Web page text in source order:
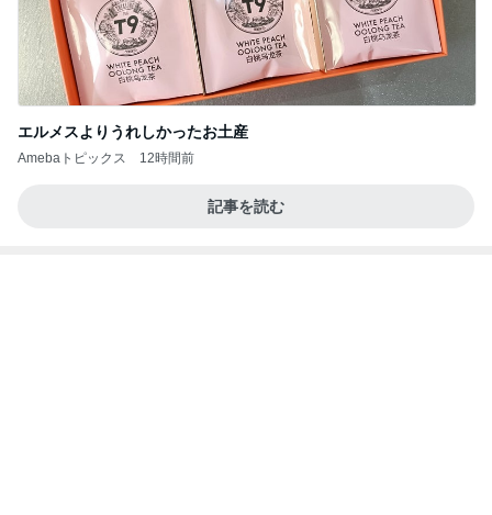
エルメスよりうれしかったお土産
Amebaトピックス 12時間前
記事を読む